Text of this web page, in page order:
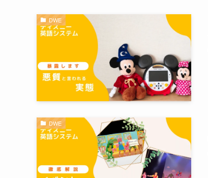
DWE
DWE